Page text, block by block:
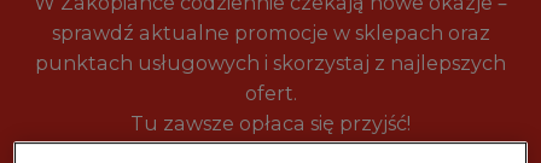
sprawdź aktualne promocje w sklepach oraz
punktach usługowych i skorzystaj z najlepszych
ofert.
Tu zawsze opłaca się przyjść!